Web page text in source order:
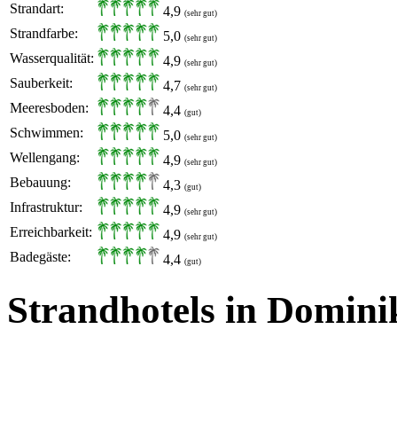
Strandart: 4,9 (sehr gut)
Strandfarbe: 5,0 (sehr gut)
Wasserqualität: 4,9 (sehr gut)
Sauberkeit: 4,7 (sehr gut)
Meeresboden: 4,4 (gut)
Schwimmen: 5,0 (sehr gut)
Wellengang: 4,9 (sehr gut)
Bebauung: 4,3 (gut)
Infrastruktur: 4,9 (sehr gut)
Erreichbarkeit: 4,9 (sehr gut)
Badegäste: 4,4 (gut)
Strandhotels in